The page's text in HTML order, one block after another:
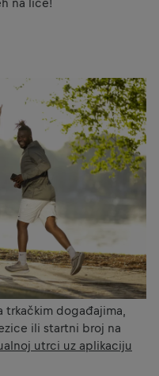
na lice!
događajima,
ili startni broj na
utrci uz aplikaciju